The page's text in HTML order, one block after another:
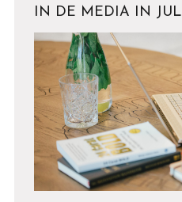
IN DE MEDIA IN JULI